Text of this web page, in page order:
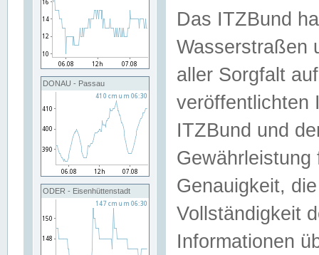
DONAU - Passau
ODER - Eisenhüttenstadt
Das ITZBund
Wasserstraßen
aller Sorgfalt
veröffentlichten
ITZBund und
Genauigkeit,
Vollständigkeit
Informationen